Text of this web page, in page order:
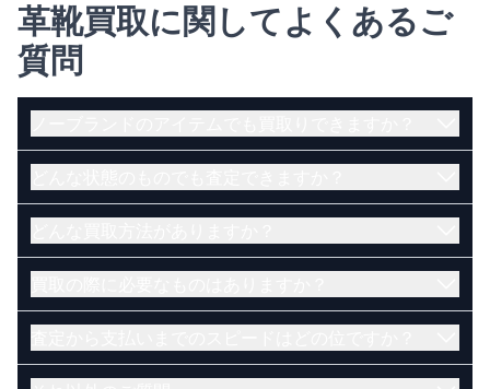
革靴買取に関してよくあるご
質問
電話で直接相談したい方はこちら（受付時間
10:00~20:00）
メールで査定を依頼したい方はこちら
LINEで査定を依頼したい方はこちら
ざいます。まずは当店にお問い合わせくださいま
鑑定士に電話で直接相談したい方はこちら（受付
時間 10:00~20:00）
メールで査定を依頼したい方はこちら
【店頭買取】
します。金額にご納得いただけたらその場で現金に
で、下記の1～8のうち、いずれか一つをお持ちくだ